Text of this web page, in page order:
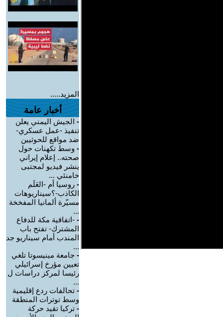
المزيد.....
أخبار عامة
- الجيش اليمني يعلن
تنفيذ -عمل عسكري-
ضد مواقع للحوثيين
- وسط تكهنات حول
صحته.. إعلام إيراني
ينشر فيديو لمجتبى
خامنئي ...
- روسيا أم -العَلَم
الكاذب-؟سيناريوهات
مسيّرة ألمانيا المفخخة
...
- -اتفاقية مكة للدفاع
المشترك- تفتح باب
المندب أمام سيناريو جد
...
- جامعة مينيسوتا تلغي
تعيين مؤرخ إسرائيلي
رئيسا لمركز دراسات ل
...
- تحالفات ردع إقليمية
وسط توترات المنطقة
- تركيا تقيد حركة